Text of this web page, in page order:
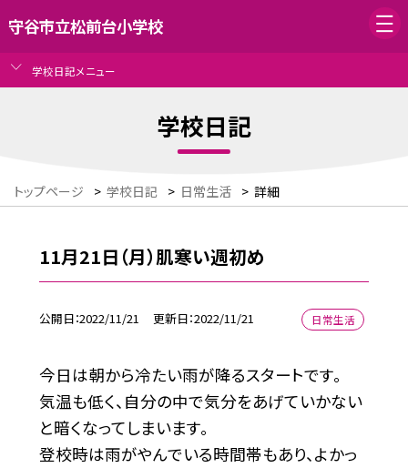
守谷市立松前台小学校
学校日記メニュー
学校日記
トップページ > 学校日記 > 日常生活 > 詳細
11月21日（月）肌寒い週初め
公開日 2022/11/21 更新日 2022/11/21 日常生活
今日は朝から冷たい雨が降るスタートです。
気温も低く、自分の中で気分をあげていかない
と暗くなってしまいます。
登校時は雨がやんでいる時間帯もあり、よかっ